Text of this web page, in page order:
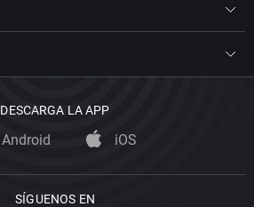
DESCARGA LA APP
Android iOS
SÍGUENOS EN